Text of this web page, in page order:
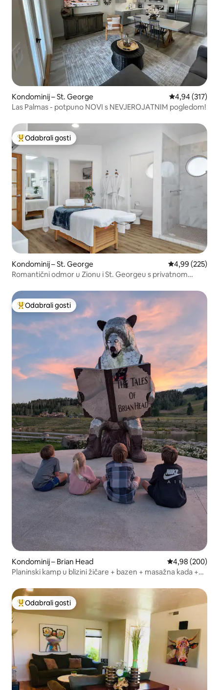
Kondominij – St. George Prosječna
4,94 (317)
Las Palmas - potpuno NOVI s NEVJEROJATNIM pogledom!
Među najviše rangiranima s oznakom „Odabrali gosti”
Odabrali gosti
Kondominij – St. George Prosječna
4,99 (225)
Romantični odmor u Zionu i St. Georgeu s privatnom
Među najviše rangiranima s oznakom „Odabrali gosti”
Odabrali gosti
Kondominij – Brian Head Prosječna
4,98 (200)
Planinski kamp u blizini žičare + bazen + masažna kada +
Među najviše rangiranima s oznakom „Odabrali gosti”
Odabrali gosti